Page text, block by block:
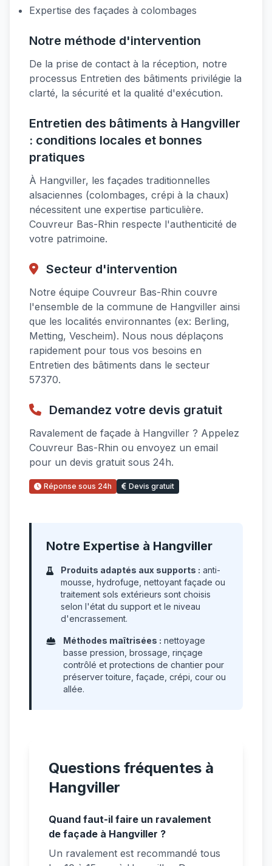
Expertise des façades à colombages
Notre méthode d'intervention
De la prise de contact à la réception, notre
processus Entretien des bâtiments privilégie la
clarté, la sécurité et la qualité d'exécution.
Entretien des bâtiments à Hangviller
: conditions locales et bonnes
pratiques
À Hangviller, les façades traditionnelles
alsaciennes (colombages, crépi à la chaux)
nécessitent une expertise particulière.
Couvreur Bas-Rhin respecte l'authenticité de
votre patrimoine.
Secteur d'intervention
Notre équipe Couvreur Bas-Rhin couvre
l'ensemble de la commune de Hangviller ainsi
que les localités environnantes (ex: Berling,
Metting, Vescheim). Nous nous déplaçons
rapidement pour tous vos besoins en
Entretien des bâtiments dans le secteur
57370.
Demandez votre devis gratuit
Ravalement de façade à Hangviller ? Appelez
Couvreur Bas-Rhin ou envoyez un email
pour un devis gratuit sous 24h.
Réponse sous 24h Devis gratuit
Notre Expertise à Hangviller
Produits adaptés aux supports : anti-
mousse, hydrofuge, nettoyant façade ou
traitement sols extérieurs sont choisis
selon l'état du support et le niveau
d'encrassement.
Méthodes maîtrisées : nettoyage
basse pression, brossage, rinçage
contrôlé et protections de chantier pour
préserver toiture, façade, crépi, cour ou
allée.
Questions fréquentes à
Hangviller
Quand faut-il faire un ravalement
de façade à Hangviller ?
Un ravalement est recommandé tous